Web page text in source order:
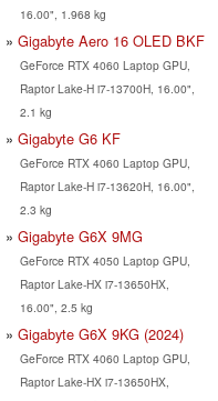
16.00", 1.968 kg
Gigabyte Aero 16 OLED BKF
GeForce RTX 4060 Laptop GPU,
Raptor Lake-H i7-13700H, 16.00",
2.1 kg
Gigabyte G6 KF
GeForce RTX 4060 Laptop GPU,
Raptor Lake-H i7-13620H, 16.00",
2.3 kg
Gigabyte G6X 9MG
GeForce RTX 4050 Laptop GPU,
Raptor Lake-HX i7-13650HX,
16.00", 2.5 kg
Gigabyte G6X 9KG (2024)
GeForce RTX 4060 Laptop GPU,
Raptor Lake-HX i7-13650HX,